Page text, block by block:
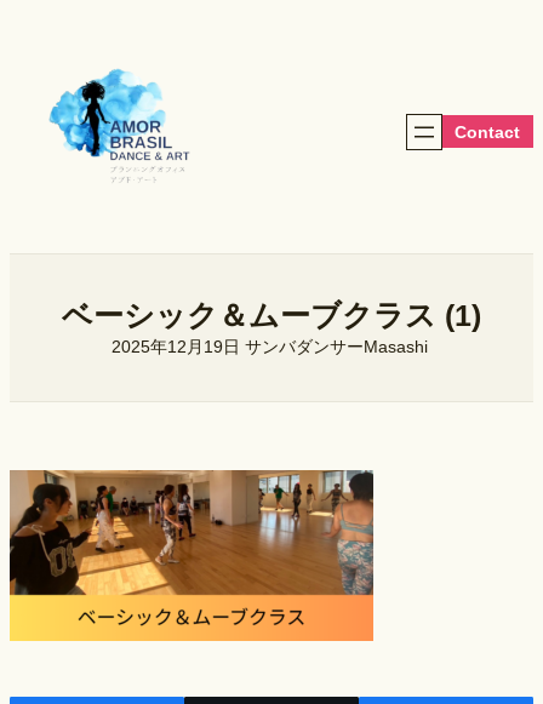
Contact
ベーシック＆ムーブクラス (1)
2025年12月19日 サンバダンサーMasashi